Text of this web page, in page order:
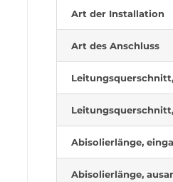
Art der Installation
Art des Anschluss
Abisolierlänge,
Abisolierlänge,